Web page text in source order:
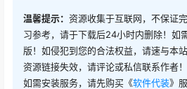
温馨提示： 资源收集于互联网，不保证
习参考，请于下载后24小时内删除！如
版！如侵犯到您的合法权益，请速与本
资源链接失效，请评论或私信联系作者！
如需安装服务，请先购买《软件代装》